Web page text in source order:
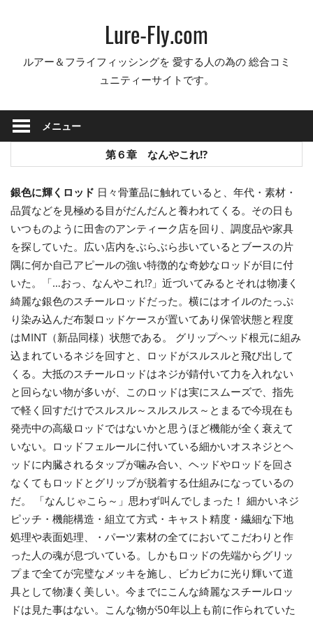
Lure-Fly.com
ルアー＆フライフィッシングを 愛する人の為の 総合コミ
ュニティーサイトです。
メニュー
第６章 なんやこれ!?
銀色に輝くロッド 日々骨董品に触れていると、年代・素材・
品質などを見極める目がだんだんと養われてくる。その日も
いつものように田舎のアンティーク店を回り、調度品や家具
を探していた。広い店内をぶらぶら歩いているとブースの片
隅に何か自己アピールの強い特徴的な奇妙なロッドが目に付
いた。「…おっ、なんやこれ!?」近づいてみるとそれは物凄く
綺麗な銀色のスチールロッドだった。横にはオイルのたっぷ
り染み込んだ布製ロッドケースが置いてあり保管状態と程度
はMINT（新品同様）状態である。 グリップヘッド根元に組み
込まれているネジを回すと、ロッドがスルスルと飛び出して
くる。大抵のスチールロッドはネジが錆付いて力を入れない
と回らない物が多いが、このロッドは実にスムーズで、指先
で軽く回すだけでスルスル～スルスルス～とまるで今現在も
発売中の高級ロッドではないかと思うほど機能が全く衰えて
いない。ロッドフェルールに付いている細かいオスネジとヘ
ッドに内臓されるタップが噛み合い、ヘッドやロッドを回さ
なくてもロッドとグリップが脱着する仕組みになっているの
だ。 「なんじゃこら～」思わず叫んでしまった！ 細かいネジ
ピッチ・機能構造・組立て方式・キャスト精度・繊細な下地
処理や表面処理、・パーツ素材の全てにおいてこだわりと作
った人の魂が息づいている。しかもロッドの先端からグリッ
プまで全てが完璧なメッキを施し、ビカビカに光り輝いて道
具として物凄く美しい。今までにこんな綺麗なスチールロッ
ドは見た事はない。こんな物が50年以上も前に作られていた